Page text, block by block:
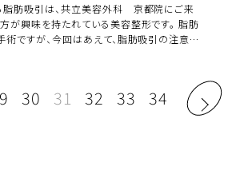
脂肪吸引は、共立美容外科 京都院にご来
が興味を持たれている美容整形です。 脂肪
術ですが、今回はあえて、脂肪吸引の注意点
30 31 32 33 34